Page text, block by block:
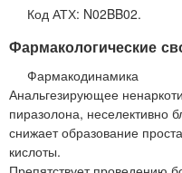
Код АТХ: N02BB02.
Фармакологические
Фармакодинамика
Анальгезирующее
пиразолона, неселективно
снижает образование
кислоты.